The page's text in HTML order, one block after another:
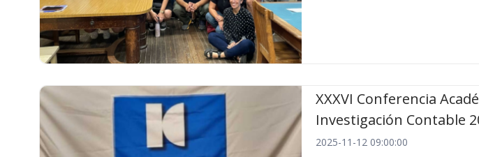
XXXVI Conferencia
Investigación Contable
2025-11-12 09:00:00